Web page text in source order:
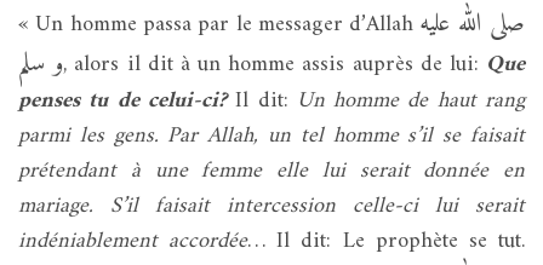
« Un homme passa par le messager d’Allahصلى الله عليه
و سلم, alors il dit à un homme assis auprès de lui: Que
penses tu de celui-ci?Il dit: Un homme de haut rang
parmi les gens. Par Allah, un tel homme s’il se faisait
prétendant à une femme elle lui serait donnée en
mariage. S’il faisait intercession celle-ci lui serait
indéniablement accordée… Il dit: Le prophète se tut.